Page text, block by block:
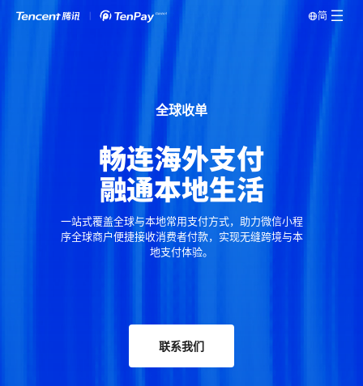
简
全球收单
畅连海外支付
融通本地生活
一站式覆盖全球与本地常用支付方式，助力微信小程
序全球商户便捷接收消费者付款，实现无缝跨境与本
地支付体验。
联系我们